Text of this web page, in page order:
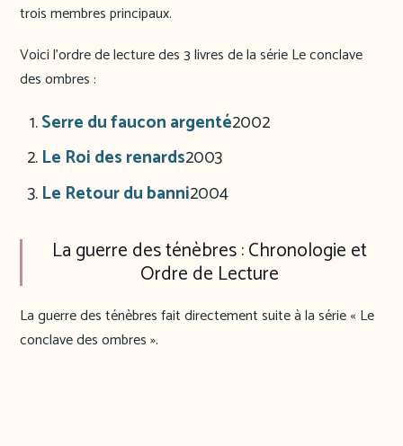
trois membres principaux.
Voici l’ordre de lecture des 3 livres de la série Le conclave
des ombres :
Serre du faucon argenté2002
Le Roi des renards2003
Le Retour du banni2004
La guerre des ténèbres : Chronologie et
Ordre de Lecture
La guerre des ténèbres fait directement suite à la série « Le
conclave des ombres ».